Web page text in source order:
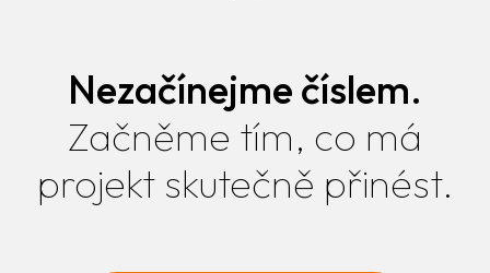
Nezačínejme číslem.
Začněme tím, co má
projekt skutečně přinést.